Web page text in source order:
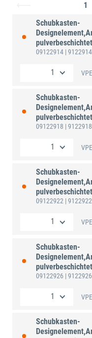
1
Schubkasten-
pulverbeschichtet
09122914 | 9122914
VPE
Schubkasten-
pulverbeschichtet
09122918 | 9122918
VPE
Schubkasten-
pulverbeschichtet
09122922 | 9122922
VPE
Schubkasten-
pulverbeschichtet
09122926 | 9122926
VPE
Schubkasten-